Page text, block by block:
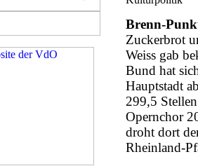
Brenn-
Zuckerbrot
Weiss gab
Bund hat
Hauptstadt
299,5
Opernchor
droht dort
Rheinland-